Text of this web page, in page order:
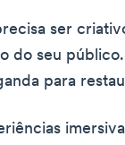
ser
do seu
para